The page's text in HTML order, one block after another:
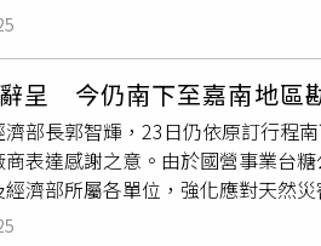
段未來五天實施禁運、禁宰期間
。此外，卓院長責成農業部、衛生
會，全數加入防疫作戰行列之中，
管理機制，並確實掌握過去十天
資訊，讓民眾充分瞭解到政府會
必須攜手合作，落實各項應處措
，而現在政府的責任，除了維護
挑戰，維持邊境管理、國內安全
（WOAH）資料，「非洲豬瘟病
藥署也說明，國內屠宰場均設有駐
品衛生與市場流通安全，提醒民眾
，可放心食用。 食藥署提醒，若
用，故如以該等物品作為食品原
元以上2億元以下罰鍰；情節重大
或食品業者之登錄；經廢止登錄
地方政府衛生局稽查市售食品肉
呈 今仍南下至嘉南地區
部長郭智輝，23日仍依原訂行程
表達感謝之意。由於國營事業台
濟部所屬各單位，強化應對天然
親赴海埔畜殖場關心復原進度。台